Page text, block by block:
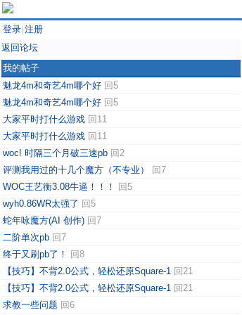
登录 注册
返回论坛
我的帖子
魅龙4m和奇艺4m哪个好 回5
魅龙4m和奇艺4m哪个好 回5
大家平时打什么游戏 回11
大家平时打什么游戏 回11
woc! 时隔三个月破三速pb 回2
评测我用过的十几个魔方（不专业）
回7
WOC王艺衡3.08牛逼！！！
回5
wyh0.86WR太强了 回5
蛇年咏魔方(AI 创作) 回7
二阶单次pb 回7
终于又刷pb了！
回8
【技巧】不背2.0公式，轻松还原Square-1 回21
【技巧】不背2.0公式，轻松还原Square-1 回21
求教一些问题 回6